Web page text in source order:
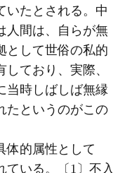
いたとされる。中
人間は、自らが無
として世俗の私的
ており、実際、
当時しばしば無縁
たというのがこの
的属性として
ている。〔1〕不入